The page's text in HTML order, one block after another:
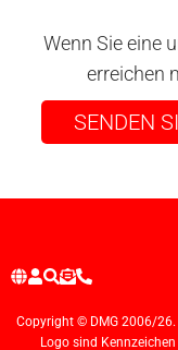
Wenn Sie eine
erreichen
SENDEN
Copyright © DMG 2006/26.
Logo sind